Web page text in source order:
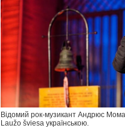
Відомий рок-музикант Андрюс
Laužo šviesa українською.